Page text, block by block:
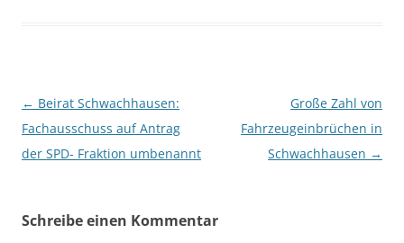
Beitragsnavigation
← Beirat Schwachhausen:
Fachausschuss auf Antrag
der SPD- Fraktion umbenannt
Große Zahl von
Fahrzeugeinbrüchen in
Schwachhausen →
Schreibe einen Kommentar